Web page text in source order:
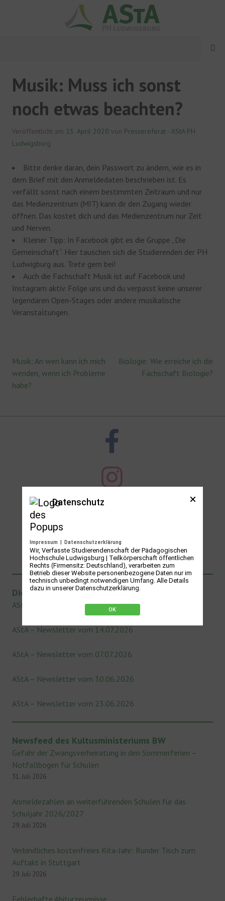
ASTA PH LUDWIGSBURG
MENÜ
Musik: Muss ich sonst
noch etwas beachten?
Veröffentlicht am 13. April 2020 von Pressereferat - AStA PH
Ludwigsburg
Bitte denke daran, dein Passwort zu ändern, wie es in
dem Brief mit den Anmeldedaten beschrieben ist. Es
verfällt sonst nach einem bestimmten Zeitraum und nur
das Medienzentrum (MIT) kann dir den Zugang wieder
öffnen. Das kostet dich und das Medienzentrum nur Zeit
und Nerven.
Kleiner Tipp: In Facebook gibt es die Gruppe „Die
Gemeinschaft“. Hier tauschen sich die Studierenden der PH
Ludwigburg aus. Trete gern bei!
Auch die Fachschaft Musik ist auf Facebook und
Instagram aktiv. Folge uns und du verpasst keine unserer
legendären Open-Stages oder andere musikalische
Veranstaltungen.
Beitrags-
Navigation
Musik: An wen kann ich mich
wenden, wenn ich Probleme
habe?
Biologie: Wie erreiche ich die
Fachschaft Biologie?
Die neuesten Newsletter des AStA
AStA – Newsletter vom 21.07.2026
AStA – Newsletter vom 14.07.2026
AStA – Newsletter vom 07.07.2026
AStA – Newsletter vom 30.06.2026
AStA – Newsletter vom 23.06.2026
Newsfeed des Kultusministeriums BW
Gefahr der Zwangsverheiratung in den Sommerferien –
Notfallbogen für Schulen
31. Juli 2026
Anmeldezahlen an weiterführenden Schulen für das
Schuljahr 2026/2027
29. Juli 2026
Verbindliches kostenfreies Kita-Jahr: Runder Tisch zum
Auftakt in Stuttgart
29. Juli 2026
Datenschutz
Impressum Datenschutzerklärung
Wir, Verfasste Studierendenschaft der Pädagogischen
Hochschule Ludwigsburg | Teilkörperschaft öffentlichen
Rechts (Firmensitz: Deutschland), verarbeiten zum
Betrieb dieser Website personenbezogene Daten nur im
technisch unbedingt notwendigen Umfang. Alle Details
dazu in unserer Datenschutzerklärung.
OK